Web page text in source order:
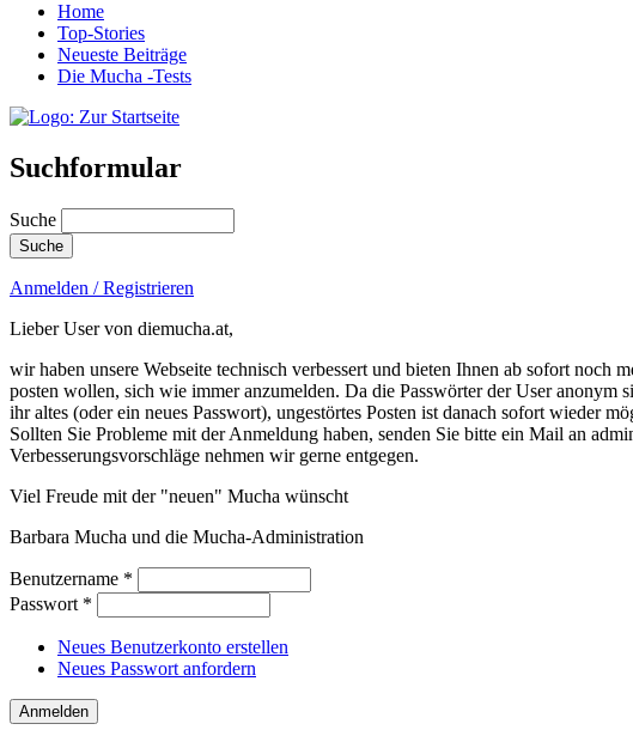
Home
Top-Stories
Neueste Beiträge
Die Mucha -Tests
Suchformular
Suche
Anmelden / Registrieren
Lieber User von diemucha.at,
wir haben unsere Webseite technisch verbessert und bieten Ihnen ab sofort
posten wollen, sich wie immer anzumelden. Da die Passwörter der User
ihr altes (oder ein neues Passwort), ungestörtes Posten ist danach sofort wieder
Sollten Sie Probleme mit der Anmeldung haben, senden Sie bitte ein Mail an
Verbesserungsvorschläge nehmen wir gerne entgegen.
Viel Freude mit der "neuen" Mucha wünscht
Barbara Mucha und die Mucha-Administration
Benutzername *
Passwort *
Neues Benutzerkonto erstellen
Neues Passwort anfordern